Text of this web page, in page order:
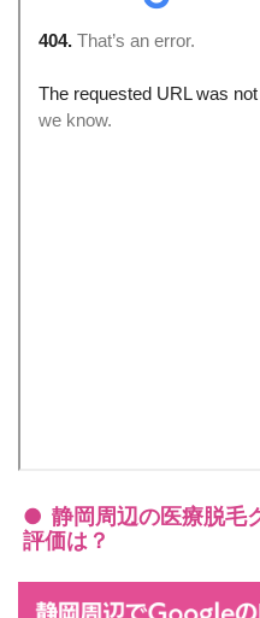
静岡周辺の医療脱毛
評価は？